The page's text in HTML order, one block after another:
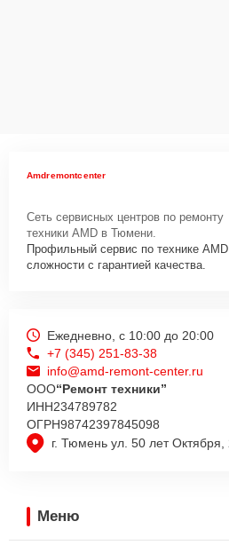
Amdremontcenter
Сеть сервисных центров по ремонту
техники AMD в Тюмени.
Профильный сервис по технике
сложности с гарантией качества.
г. Тюмень ул. 50 лет Октября,
Ежедневно, с 10:00 до 20:00
+7 (345) 251-83-38
info@amd-remont-center.ru
ООО“Ремонт техники”
ИНН234789782
ОГРН98742397845098
Меню